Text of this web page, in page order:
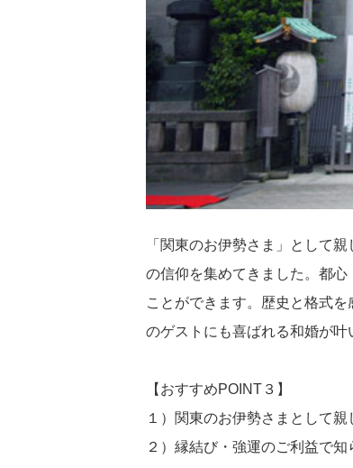
「関東のお伊勢さま」として
の信仰を集めてきました。都
ことができます。歴史と格式
のゲストにも喜ばれる和婚が叶
【おすすめPOINT３】
１）関東のお伊勢さまとして
２）縁結び・強運のご利益で